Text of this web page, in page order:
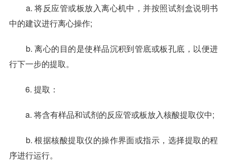
a. 将反应管或板放入离心机中，并按照试剂盒说明书
中的建议进行离心操作;
b. 离心的目的是使样品沉积到管底或板孔底，以便进
行下一步的提取。
6. 提取：
a. 将含有样品和试剂的反应管或板放入核酸提取仪中;
b. 根据核酸提取仪的操作界面或指示，选择提取的程
序进行运行。